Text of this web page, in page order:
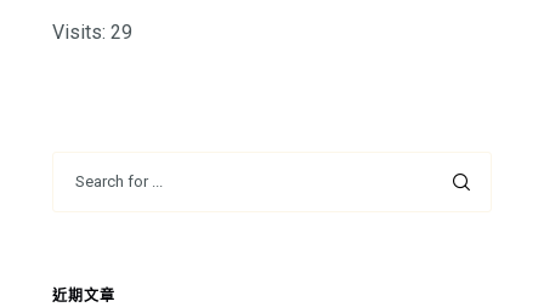
Visits: 29
近期文章